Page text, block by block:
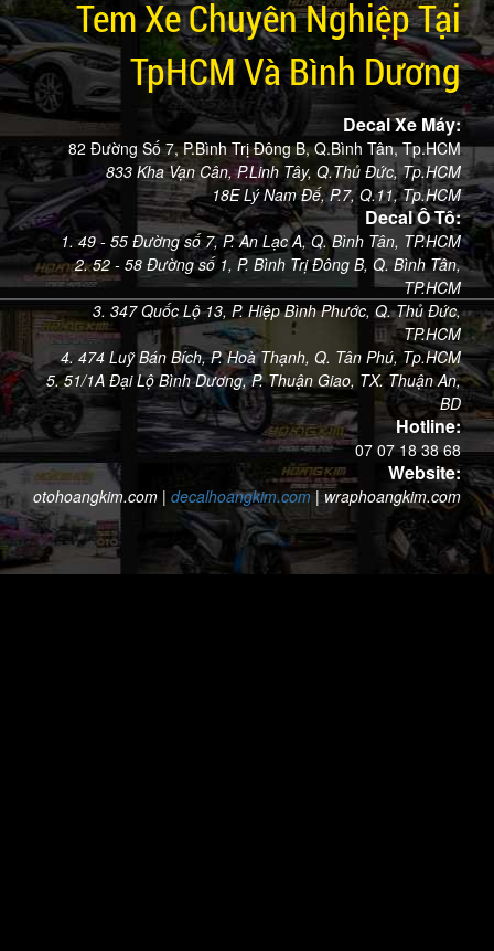
Tem Xe Chuyên Nghiệp Tại
TpHCM Và Bình Dương
Decal Xe Máy:
82 Đường Số 7, P.Bình Trị Đông B, Q.Bình Tân, Tp.HCM
833 Kha Vạn Cân, P.Linh Tây, Q.Thủ Đức, Tp.HCM
18E Lý Nam Đế, P.7, Q.11, Tp.HCM
Decal Ô Tô:
1. 49 - 55 Đường số 7, P. An Lạc A, Q. Bình Tân, TP.HCM
2. 52 - 58 Đường số 1, P. Bình Trị Đông B, Q. Bình Tân,
TP.HCM
3. 347 Quốc Lộ 13, P. Hiệp Bình Phước, Q. Thủ Đức,
TP.HCM
4. 474 Luỹ Bán Bích, P. Hoà Thạnh, Q. Tân Phú, Tp.HCM
5. 51/1A Đại Lộ Bình Dương, P. Thuận Giao, TX. Thuận An,
BD
Hotline:
07 07 18 38 68
Website:
otohoangkim.com | decalhoangkim.com|wraphoangkim.com